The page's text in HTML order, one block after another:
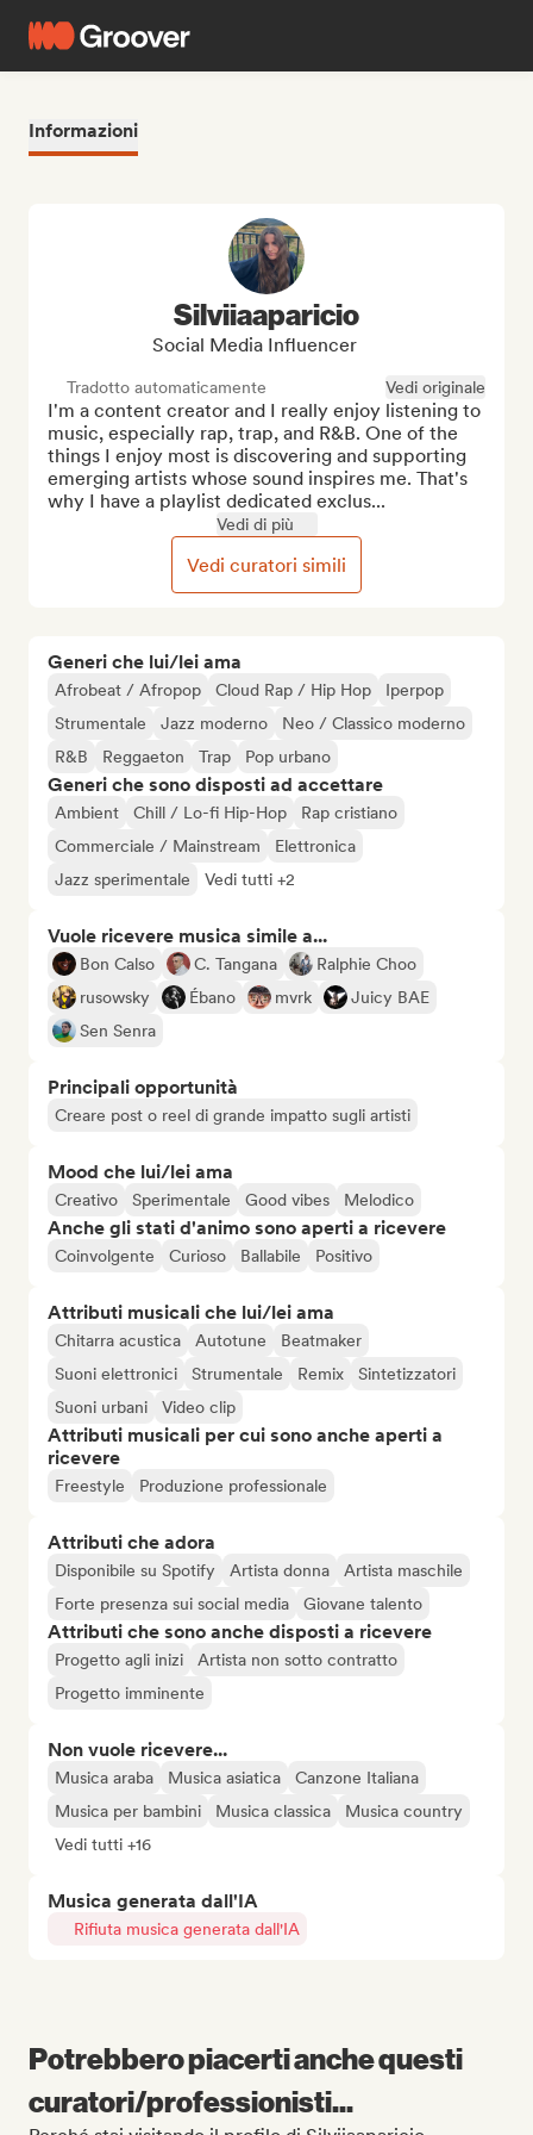
Informazioni
Generi che lui/lei ama
Afrobeat / Afropop Cloud Rap / Hip Hop
Iperpop
Strumentale
Jazz moderno
Neo / Classico moderno
R&B
Reggaeton Trap Pop urbano
Generi che sono disposti ad accettare
Ambient Chill / Lo-fi Hip-Hop
Rap cristiano
Commerciale / Mainstream
Elettronica
Jazz sperimentale
Vedi tutti +2
Vuole ricevere musica simile a...
Bon Calso C. Tangana
Ralphie Choo
rusowsky
Ébano mvrk
Juicy BAE
Sen Senra
Principali opportunità
Creare post o reel di grande impatto sugli artisti
Mood che lui/lei ama
Creativo Sperimentale Good vibes Melodico
Anche gli stati d'animo sono aperti a ricevere
Coinvolgente Curioso Ballabile Positivo
Attributi musicali che lui/lei ama
Chitarra acustica Autotune
Beatmaker
Suoni elettronici
Strumentale Remix
Sintetizzatori
Suoni urbani
Video clip
Attributi musicali per cui sono anche aperti a
ricevere
Freestyle Produzione professionale
Attributi che adora
Disponibile su Spotify Artista donna
Artista maschile
Forte presenza sui social media
Giovane talento
Attributi che sono anche disposti a ricevere
Progetto agli inizi
Artista non sotto contratto
Progetto imminente
Non vuole ricevere...
Musica araba Musica asiatica
Canzone Italiana
Musica per bambini
Musica classica
Musica country
Vedi tutti +16
Musica generata dall'IA
Rifiuta musica generata dall'IA
Silviiaaparicio
Social Media Influencer
Tradotto automaticamente Vedi originale
I'm a content creator and I really enjoy listening to
music, especially rap, trap, and R&B. One of the
things I enjoy most is discovering and supporting
emerging artists whose sound inspires me. That's
why I have a playlist dedicated exclus...
Vedi di più
Vedi curatori simili
Potrebbero piacerti anche questi
curatori/professionisti...